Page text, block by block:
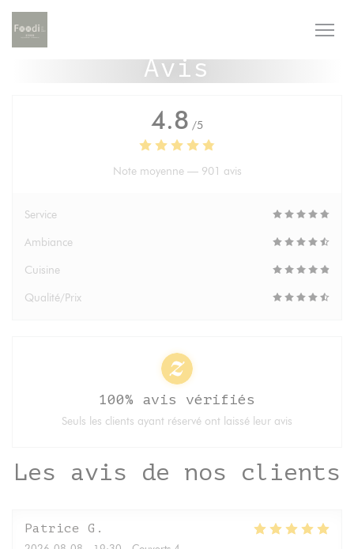
Personnalisation de vos choix en matière de cookies
Avis
Les avis de nos clients
Patrice G
4.8 /5
Note moyenne — 901 avis
Service
Ambiance
Cuisine
Qualité/Prix
100% avis vérifiés
Seuls les clients ayant réservé ont laissé leur avis